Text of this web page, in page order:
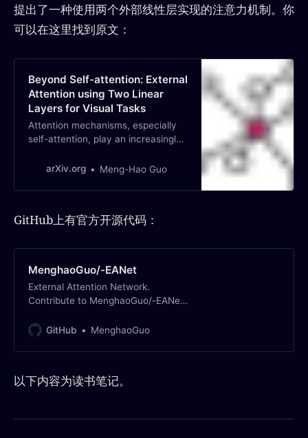
提出了一种使用两个外部线性层实现的注意力机制。你
可以在这里找到原文：
Beyond Self-attention: External
Attention using Two Linear
Layers for Visual Tasks
Attention mechanisms, especially
self-attention, play an increasingly
representation in visual tasks. Self-
each position by computing a
pair-wise affinities across all
depen…
arXiv.org Meng-Hao Guo
GitHub上有官方开源代码：
MenghaoGuo/-EANet
External Attention Network.
Contribute to MenghaoGuo/-EANet
account on GitHub.
GitHub MenghaoGuo
以下内容为读书笔记。